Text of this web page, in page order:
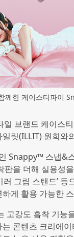
께한 케이스티파이
브랜드 케이스
릿(ILLIT) 원희와
Snappy™ 스냅&
을 더해 실용성
그립 스탠드’
게 활용 가능한
고강도 흡착 기
콘텐츠 크리에